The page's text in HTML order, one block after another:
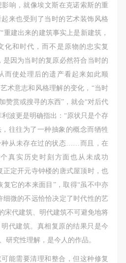
影响，就像埃文斯在克诺索斯的重
来也受到了当时的艺术装饰风格
重建出来的建筑事实上是新建筑，
化和时代，而不是原物的忠实复
是因为当时的复原必然符合当时的
而使处理后的遗产看起来如此顺
术意志和风格理解的变化，“当时
赞赏或搜寻的东西”，就会“对后代
波更是明确指出：“原状只是个存
往往为了一种抽象的概念而牺牲
种从未存在过的状态……而且，在
真实历史时刻方面也从未成功
正定开元寺钟楼的唐式屋顶时，也
复它的本来面目”，取得“虽不中亦
细微的不远恰恰决定了时代性的艺
宋代建筑、明代建筑不可避免地将
代建筑。真相复原的结果只是今
研究性理解，是今人的作品。
能需要清理和整合，但这种修复